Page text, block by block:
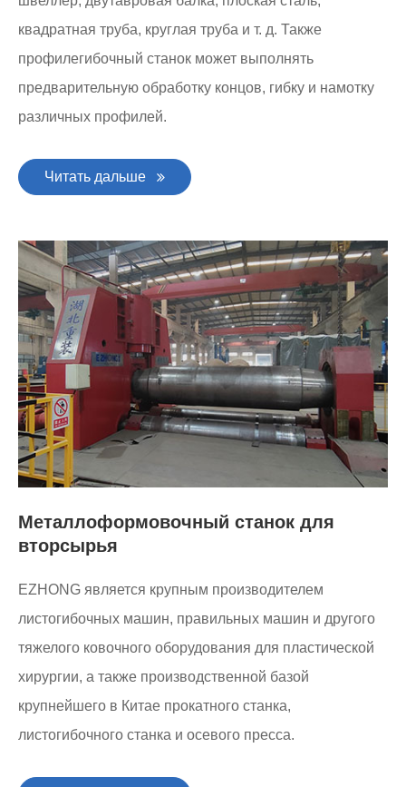
квадратная труба, круглая труба и т. д. Также
профилегибочный станок может выполнять
предварительную обработку концов, гибку и намотку
различных профилей.
Читать дальше
Металлоформовочный станок для
вторсырья
EZHONG является крупным производителем
листогибочных машин, правильных машин и другого
тяжелого ковочного оборудования для пластической
хирургии, а также производственной базой
крупнейшего в Китае прокатного станка,
листогибочного станка и осевого пресса.